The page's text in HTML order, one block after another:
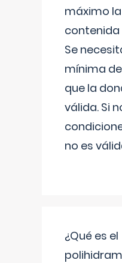
máximo
contenida
Se
mínima
que la
válida. Si
no es
¿Qué es el